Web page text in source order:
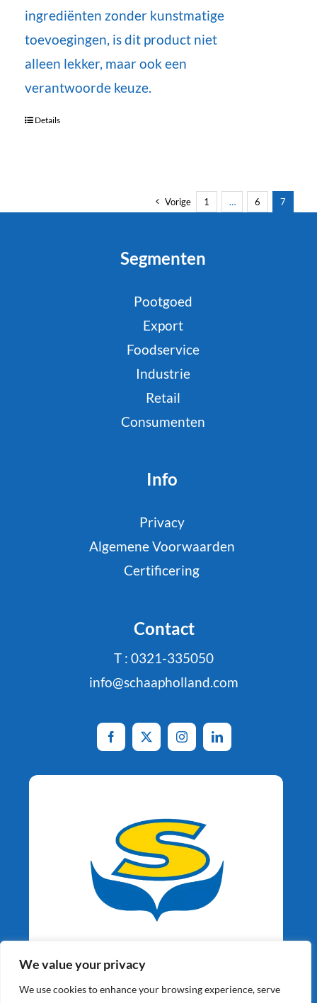
We value your privacy
We use cookies to enhance your browsing experience, serve
ingrediënten zonder kunstmatige
toevoegingen, is dit product niet
alleen lekker, maar ook een
verantwoorde keuze.
Details
Vorige 1 … 6 7
Segmenten
Pootgoed
Export
Foodservice
Industrie
Retail
Consumenten
Info
Privacy
Algemene Voorwaarden
Certificering
Contact
T : 0321-335050
info@schaapholland.com